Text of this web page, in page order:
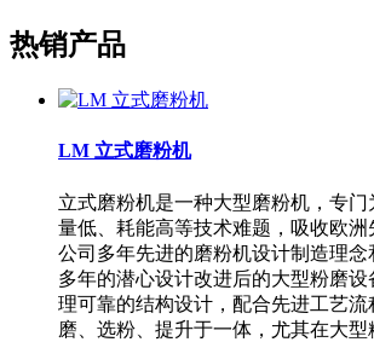
热销产品
LM 立式磨粉机
立式磨粉机是一种大型磨粉机，专
量低、耗能高等技术难题，吸收欧
公司多年先进的磨粉机设计制造理念
多年的潜心设计改进后的大型粉磨
理可靠的结构设计，配合先进工艺
磨、选粉、提升于一体，尤其在大